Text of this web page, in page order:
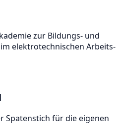
zur Bildungs- und
elektrotechnischen Arbeits-
Spatenstich für die eigenen